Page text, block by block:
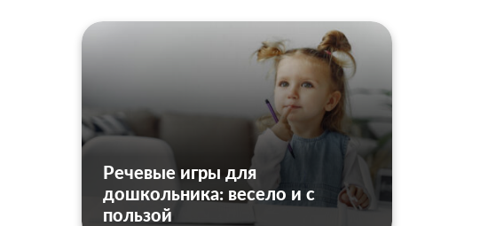
Речевые игры для
дошкольника: весело и с
пользой